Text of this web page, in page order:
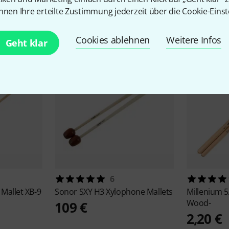
Ihre erteilte Zustimmung jederzeit über die Cookie-
Geht klar Cookies ablehnen Weitere Infos
& passende
XB-9
6
Sonor SXY H3 Xylophone Mallets
109 €
Millenium
Wood-
2,20 €